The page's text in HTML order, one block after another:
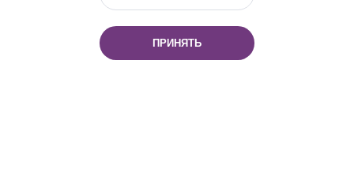
Эл. почта: inbox@nlb.by
ПРИНЯТЬ